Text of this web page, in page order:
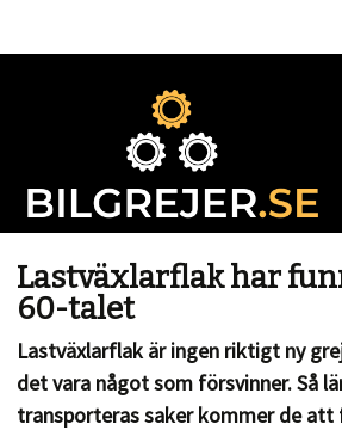
BILSKATT VID ÄGARBYTE
Lastväxlarflak har
60-talet
Lastväxlarflak är ingen riktigt ny
det vara något som försvinner. Så
transporteras saker kommer de att